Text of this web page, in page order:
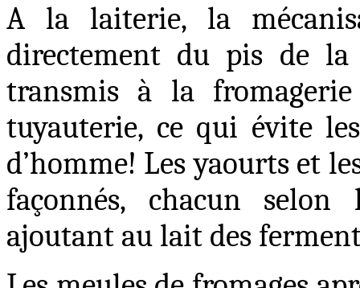
A la laiterie, la
directement du pis de
transmis à la
tuyauterie, ce qui évite
d’homme! Les yaourts et
façonnés, chacun
ajoutant au lait des